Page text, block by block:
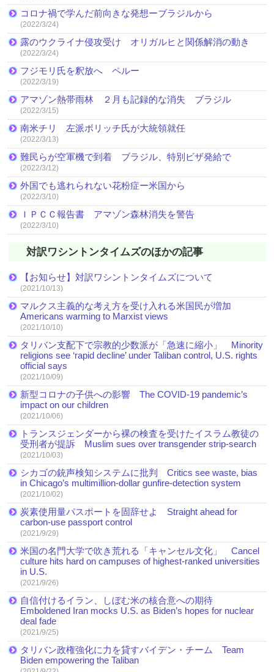
コロナ禍で学んだ前向きな発想ーブラジルから
(2022/3/24)
露のウクライナ侵攻受け オリガルヒと関係解消の動き
(2022/3/24)
フジモリ氏を釈放へ ペルー
(2022/3/19)
アマゾン熱帯雨林 ２月も記録的な消失 ブラジル
(2022/3/15)
南米チリ 左派ボリッチ氏が大統領就任
(2022/3/13)
難民らが空軍機で到着 ブラジル、特別ビザ発給で
(2022/3/12)
外国でも逃れられない花粉症ー米国から
(2022/3/10)
ＩＰＣＣ報告書 アマゾン森林消失を警告
(2022/3/10)
対訳ワシントンタイムズのほかの記事
【お知らせ】対訳ワシントンタイムズについて
(2021/10/13)
マルクス主義的な考え方を受け入れる米国民が増加
Americans warming to Marxist views
(2021/10/10)
タリバン支配下で宗教的少数派が「急速に縮小」 Minority
religions see ‘rapid decline’ under Taliban control, U.S. rights
official says
(2021/10/09)
新型コロナの子供への影響 The COVID-19 pandemic’s
impact on our children
(2021/10/06)
トランスジェンダーから裸の検査を受けたイスラム教徒の
受刑者が提訴 Muslim sues over transgender strip-search
(2021/10/03)
シカゴの銃声検知システムに批判 Critics see waste, bias
in Chicago’s multimillion-dollar gunfire-detection system
(2021/10/02)
炭素使用量パスポートを固辞せよ Straight ahead for
carbon-use passport control
(2021/9/29)
米国の名門大学で吹き荒れる「キャンセル文化」 Cancel
culture hits hard on campuses of highest-ranked universities
in U.S.
(2021/9/26)
自信付けるイラン、しぼむ米の核合意への期待
Emboldened Iran mocks U.S. as Biden’s hopes for nuclear
deal fade
(2021/9/25)
タリバン政権強化に力を貸すバイデン・チーム Team
Biden empowering the Taliban